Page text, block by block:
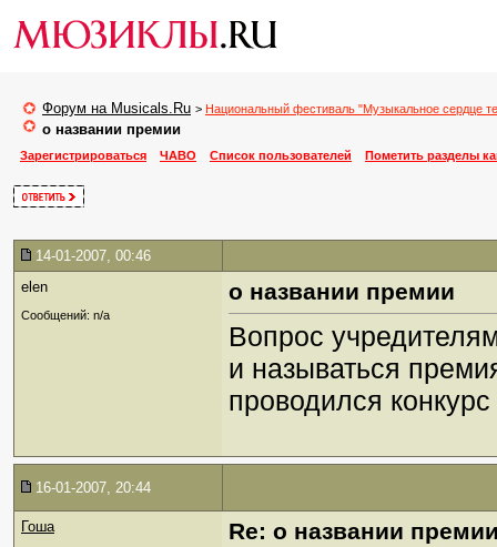
Форум на Musicals.Ru > Национальный фестиваль "Музыкальное сердце
о названии премии
Зарегистрироваться ЧАВО Список пользователей Пометить разделы
14-01-2007, 00:46
elen
Сообщений: n/a
о названии премии
Вопрос
и называться
проводился
16-01-2007, 20:44
Гоша Re: о названии